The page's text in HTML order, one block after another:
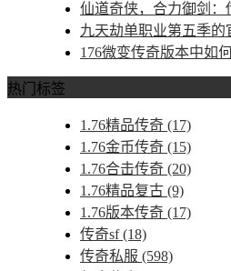
仙道奇侠，合力御剑：
九天劫单职业第五季的
176微变传奇版本中如
热门标签
1.76精品传奇 (17)
1.76金币传奇 (15)
1.76合击传奇 (20)
1.76精品复古 (9)
1.76版本传奇 (17)
传奇sf(18)
传奇私服 (598)